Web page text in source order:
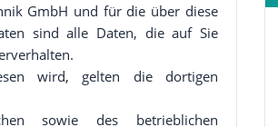
GmbH und für die über diese
sind alle Daten, die auf Sie
wird, gelten die dortigen
sowie des betrieblichen